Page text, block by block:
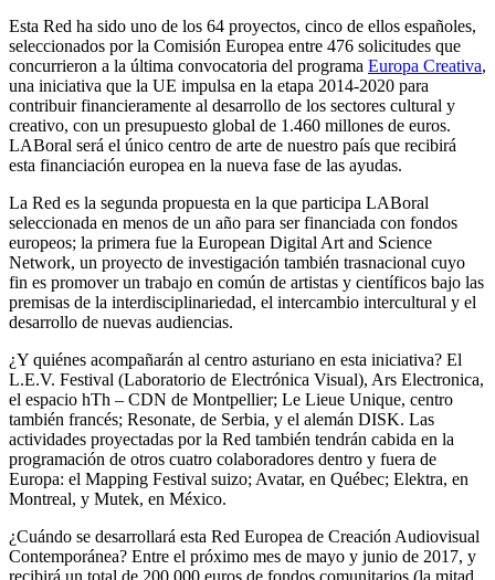
Esta Red ha sido uno de los 64 proyectos, cinco de ellos españoles,
seleccionados por la Comisión Europea entre 476 solicitudes que
concurrieron a la última convocatoria del programa Europa Creativa,
una iniciativa que la UE impulsa en la etapa 2014-2020 para
contribuir financieramente al desarrollo de los sectores cultural y
creativo, con un presupuesto global de 1.460 millones de euros.
LABoral será el único centro de arte de nuestro país que recibirá
esta financiación europea en la nueva fase de las ayudas.
La Red es la segunda propuesta en la que participa LABoral
seleccionada en menos de un año para ser financiada con fondos
europeos; la primera fue la European Digital Art and Science
Network, un proyecto de investigación también trasnacional cuyo
fin es promover un trabajo en común de artistas y científicos bajo las
premisas de la interdisciplinariedad, el intercambio intercultural y el
desarrollo de nuevas audiencias.
¿Y quiénes acompañarán al centro asturiano en esta iniciativa? El
L.E.V. Festival (Laboratorio de Electrónica Visual), Ars Electronica,
el espacio hTh – CDN de Montpellier; Le Lieue Unique, centro
también francés; Resonate, de Serbia, y el alemán DISK. Las
actividades proyectadas por la Red también tendrán cabida en la
programación de otros cuatro colaboradores dentro y fuera de
Europa: el Mapping Festival suizo; Avatar, en Québec; Elektra, en
Montreal, y Mutek, en México.
¿Cuándo se desarrollará esta Red Europea de Creación Audiovisual
Contemporánea? Entre el próximo mes de mayo y junio de 2017, y